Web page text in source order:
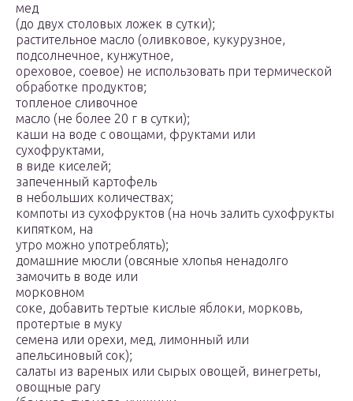
мед
(до двух столовых ложек в сутки);
растительное масло (оливковое, кукурузное,
подсолнечное, кунжутное,
ореховое, соевое) не использовать при термической
обработке продуктов;
топленое сливочное
масло (не более 20 г в сутки);
каши на воде с овощами, фруктами или
сухофруктами,
в виде киселей;
запеченный картофель
в небольших количествах;
компоты из сухофруктов (на ночь залить сухофрукты
кипятком, на
утро можно употреблять);
домашние мюсли (овсяные хлопья ненадолго
замочить в воде или
морковном
соке, добавить тертые кислые яблоки, морковь,
протертые в муку
семена или орехи, мед, лимонный или
апельсиновый сок);
салаты из вареных или сырых овощей, винегреты,
овощные рагу